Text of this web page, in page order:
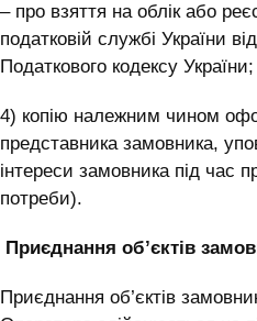
– про взяття на облік або
податковій службі України
Податкового кодексу України;
4) копію належним чином
представника замовника,
інтереси замовника під час
потреби).
Приєднання об’єктів
Приєднання об’єктів